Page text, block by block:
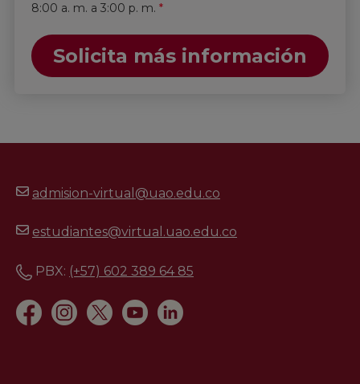
8:00 a. m. a 3:00 p. m. *
Solicita más información
admision-virtual@uao.edu.co
estudiantes@virtual.uao.edu.co
PBX: (+57) 602 389 64 85